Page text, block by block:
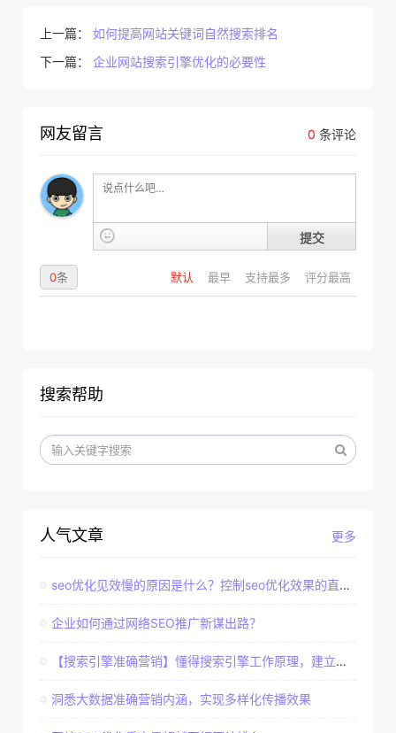
上一篇： 如何提高网站关键词自然搜索排名
下一篇： 企业网站搜索引擎优化的必要性
0 条评论
网友留言
提交
默认 最早 支持最多 评分最高
0条
搜索帮助
更多
人气文章
seo优化见效慢的原因是什么？控制seo优化效果的直接因素
企业如何通过网络SEO推广新谋出路？
【搜索引擎准确营销】懂得搜索引擎工作原理，建立准确客户群体
洞悉大数据准确营销内涵，实现多样化传播效果